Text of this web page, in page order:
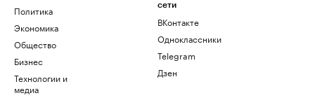
Политика
Экономика
Общество
Бизнес
Технологии и
медиа
сети
ВКонтакте
Одноклассники
Telegram
Дзен